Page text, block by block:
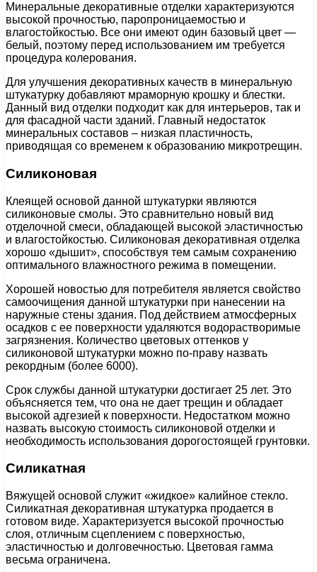
Минеральные декоративные отделки характеризуются
высокой прочностью, паропроницаемостью и
влагостойкостью. Все они имеют один базовый цвет —
белый, поэтому перед использованием им требуется
процедура колерования.
Для улучшения декоративных качеств в минеральную
штукатурку добавляют мраморную крошку и блестки.
Данный вид отделки подходит как для интерьеров, так и
для фасадной части зданий. Главный недостаток
минеральных составов – низкая пластичность,
приводящая со временем к образованию микротрещин.
Силиконовая
Клеящей основой данной штукатурки являются
силиконовые смолы. Это сравнительно новый вид
отделочной смеси, обладающей высокой эластичностью
и влагостойкостью. Силиконовая декоративная отделка
хорошо «дышит», способствуя тем самым сохранению
оптимального влажностного режима в помещении.
Хорошей новостью для потребителя является свойство
самоочищения данной штукатурки при нанесении на
наружные стены здания. Под действием атмосферных
осадков с ее поверхности удаляются водорастворимые
загрязнения. Количество цветовых оттенков у
силиконовой штукатурки можно по-праву назвать
рекордным (более 6000).
Срок службы данной штукатурки достигает 25 лет. Это
объясняется тем, что она не дает трещин и обладает
высокой адгезией к поверхности. Недостатком можно
назвать высокую стоимость силиконовой отделки и
необходимость использования дорогостоящей грунтовки.
Силикатная
Вяжущей основой служит «жидкое» калийное стекло.
Силикатная декоративная штукатурка продается в
готовом виде. Характеризуется высокой прочностью
слоя, отличным сцеплением с поверхностью,
эластичностью и долговечностью. Цветовая гамма
весьма ограничена.